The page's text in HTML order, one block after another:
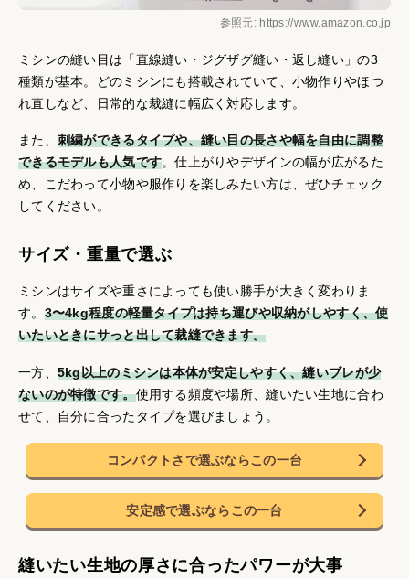
参照元: https://www.amazon.co.jp
ミシンの縫い目は「直線縫い・ジグザグ縫い・返し縫い」の3
種類が基本。どのミシンにも搭載されていて、小物作りやほつ
れ直しなど、日常的な裁縫に幅広く対応します。
また、 刺繍ができるタイプや、縫い目の長さや幅を自由に調整
できるモデルも人気です。仕上がりやデザインの幅が広がるた
め、こだわって小物や服作りを楽しみたい方は、ぜひチェック
してください。
サイズ・重量で選ぶ
ミシンはサイズや重さによっても使い勝手が大きく変わりま
す。 3〜4kg程度の軽量タイプは持ち運びや収納がしやすく、使
いたいときにサっと出して裁縫できます。
一方、 5kg以上のミシンは本体が安定しやすく、縫いブレが少
ないのが特徴です。使用する頻度や場所、縫いたい生地に合わ
せて、自分に合ったタイプを選びましょう。
コンパクトさで選ぶならこの一台
安定感で選ぶならこの一台
縫いたい生地の厚さに合ったパワーが大事